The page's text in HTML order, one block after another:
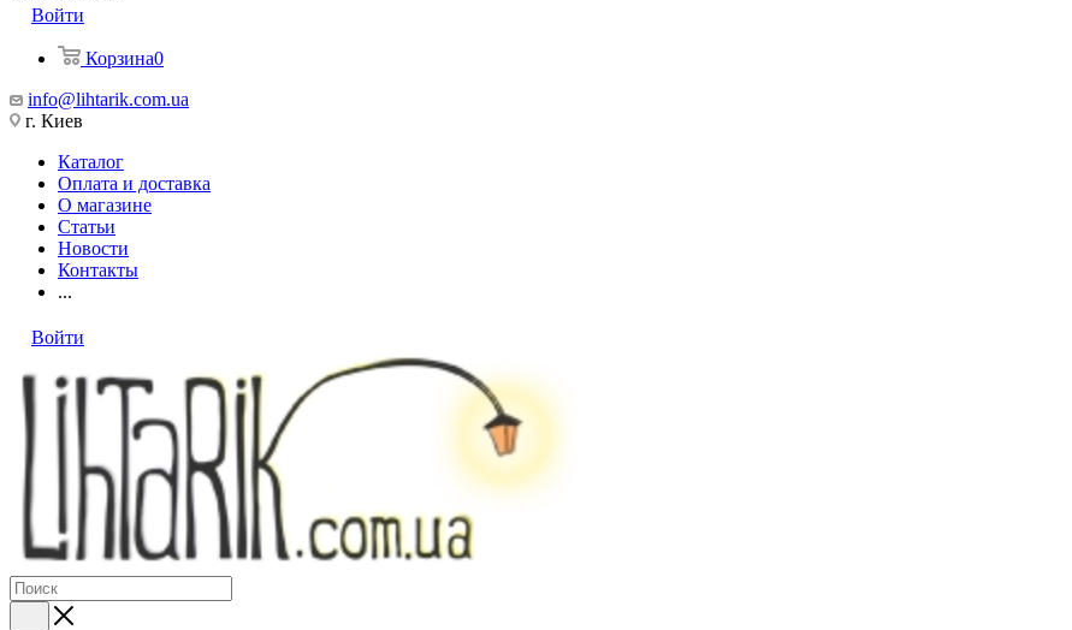
Войти
Корзина0
info@lihtarik.com.ua
г. Киев
Каталог
Оплата и доставка
О магазине
Статьи
Новости
Контакты
...
Войти